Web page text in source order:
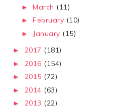
►March (11)
►February (10)
► January (15)
► 2017 (181)
► 2016 (154)
► 2015 (72)
► 2014 (63)
► 2013 (22)